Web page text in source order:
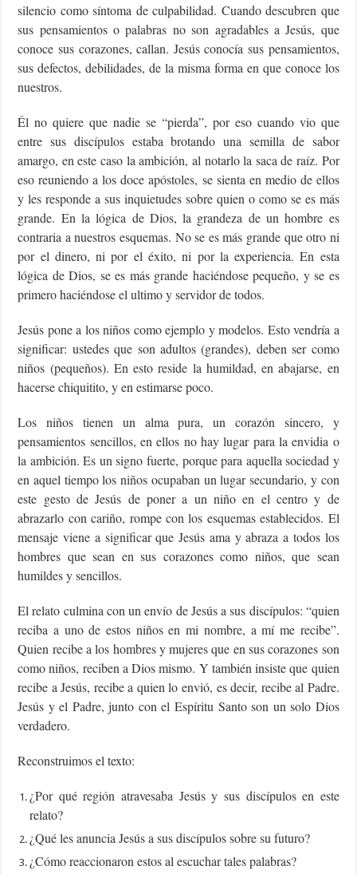
silencio como síntoma de culpabilidad. Cuando descubren que
sus pensamientos o palabras no son agradables a Jesús, que
conoce sus corazones, callan. Jesús conocía sus pensamientos,
sus defectos, debilidades, de la misma forma en que conoce los
nuestros.
Él no quiere que nadie se “pierda”, por eso cuando vio que
entre sus discípulos estaba brotando una semilla de sabor
amargo, en este caso la ambición, al notarlo la saca de raíz. Por
eso reuniendo a los doce apóstoles, se sienta en medio de ellos
y les responde a sus inquietudes sobre quien o como se es más
grande. En la lógica de Dios, la grandeza de un hombre es
contraria a nuestros esquemas. No se es más grande que otro ni
por el dinero, ni por el éxito, ni por la experiencia. En esta
lógica de Dios, se es más grande haciéndose pequeño, y se es
primero haciéndose el ultimo y servidor de todos.
Jesús pone a los niños como ejemplo y modelos. Esto vendría a
significar: ustedes que son adultos (grandes), deben ser como
niños (pequeños). En esto reside la humildad, en abajarse, en
hacerse chiquitito, y en estimarse poco.
Los niños tienen un alma pura, un corazón sincero, y
pensamientos sencillos, en ellos no hay lugar para la envidia o
la ambición. Es un signo fuerte, porque para aquella sociedad y
en aquel tiempo los niños ocupaban un lugar secundario, y con
este gesto de Jesús de poner a un niño en el centro y de
abrazarlo con cariño, rompe con los esquemas establecidos. El
mensaje viene a significar que Jesús ama y abraza a todos los
hombres que sean en sus corazones como niños, que sean
humildes y sencillos.
El relato culmina con un envío de Jesús a sus discípulos: “quien
reciba a uno de estos niños en mi nombre, a mí me recibe”.
Quien recibe a los hombres y mujeres que en sus corazones son
como niños, reciben a Dios mismo. Y también insiste que quien
recibe a Jesús, recibe a quien lo envió, es decir, recibe al Padre.
Jesús y el Padre, junto con el Espíritu Santo son un solo Dios
verdadero.
Reconstruimos el texto:
¿Por qué región atravesaba Jesús y sus discípulos en este
relato?
¿Qué les anuncia Jesús a sus discípulos sobre su futuro?
¿Cómo reaccionaron estos al escuchar tales palabras?